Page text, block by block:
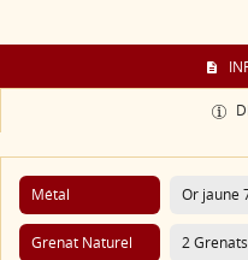
Métal Or jaune
Grenat Naturel 2